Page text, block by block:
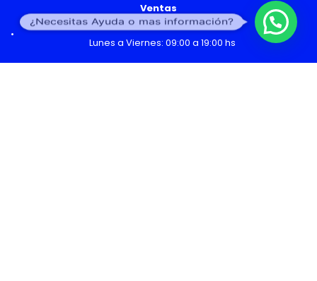
Ventas
Lunes a Viernes: 09:00 a 19:00 hs
¿Necesitas Ayuda o mas información?